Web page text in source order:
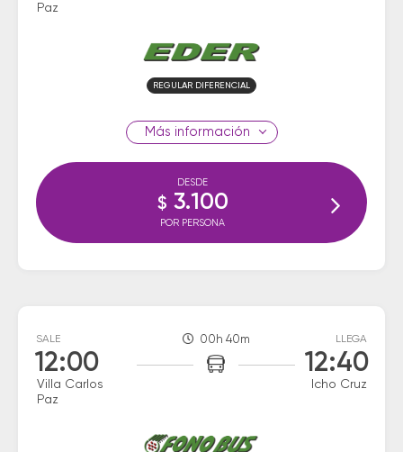
Paz
REGULAR DIFERENCIAL
información
DESDE
$ 3.100
POR PERSONA
SALE
12:00
Villa Carlos
Paz
00h 40m LLEGA
12:40
Icho Cruz